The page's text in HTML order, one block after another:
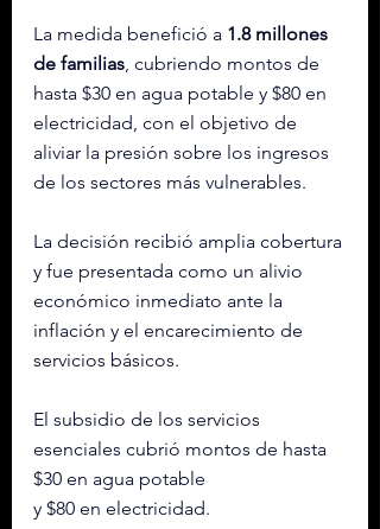
La medida benefició a 1.8 millones
de familias, cubriendo montos de
hasta $30 en agua potable y $80 en
electricidad, con el objetivo de
aliviar la presión sobre los ingresos
de los sectores más vulnerables.
La decisión recibió amplia cobertura
y fue presentada como un alivio
económico inmediato ante la
inflación y el encarecimiento de
servicios básicos.
El subsidio de los servicios
esenciales cubrió montos de hasta
$30 en agua potable
y $80 en electricidad.